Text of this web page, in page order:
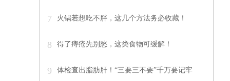
7 火锅若想吃不胖，这几个方法务必收藏！
8 得了痔疮先别愁，这类食物可缓解！
9 体检查出脂肪肝！“三要三不要”千万要记牢